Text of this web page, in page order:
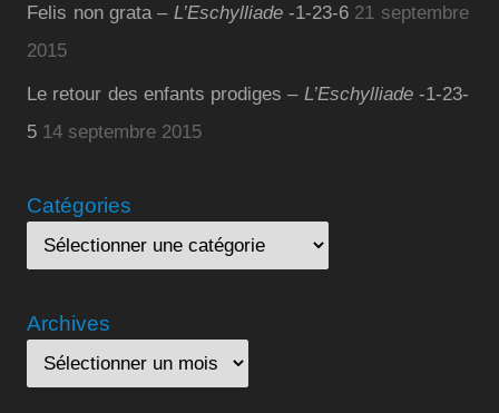
Felis non grata – L’Eschylliade-1-23-6 21 septembre
2015
Le retour des enfants prodiges – L’Eschylliade-1-23-
5 14 septembre 2015
Catégories
Archives